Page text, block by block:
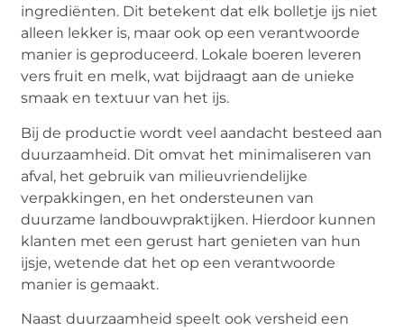
ingrediënten. Dit betekent dat elk bolletje ijs niet
alleen lekker is, maar ook op een verantwoorde
manier is geproduceerd. Lokale boeren leveren
vers fruit en melk, wat bijdraagt aan de unieke
smaak en textuur van het ijs.
Bij de productie wordt veel aandacht besteed aan
duurzaamheid. Dit omvat het minimaliseren van
afval, het gebruik van milieuvriendelijke
verpakkingen, en het ondersteunen van
duurzame landbouwpraktijken. Hierdoor kunnen
klanten met een gerust hart genieten van hun
ijsje, wetende dat het op een verantwoorde
manier is gemaakt.
Naast duurzaamheid speelt ook versheid een